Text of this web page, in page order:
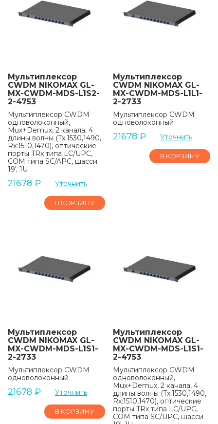
Мультиплексор
CWDM NIKOMAX GL-
MX-CWDM-MDS-L1S2-
2-4753
Мультиплексор CWDM
одноволоконный,
Mux+Demux, 2 канала, 4
длины волны (Tx:1530,1490,
Rx:1510,1470), оптические
порты TRx типа LC/UPC,
COM типа SC/APC, шасси
19', 1U
21678 ₽ Уточнить
В КОРЗИНУ
Мультиплексор
CWDM NIKOMAX GL-
MX-CWDM-MDS-L1L1-
2-2733
Мультиплексор CWDM
одноволоконный
21678 ₽ Уточнить
В КОРЗИНУ
Мультиплексор
CWDM NIKOMAX GL-
MX-CWDM-MDS-L1S1-
2-2733
Мультиплексор CWDM
одноволоконный
21678 ₽ Уточнить
В КОРЗИНУ
Мультиплексор
CWDM NIKOMAX GL-
MX-CWDM-MDS-L1S1-
2-4753
Мультиплексор CWDM
одноволоконный,
Mux+Demux, 2 канала, 4
длины волны (Tx:1530,1490,
Rx:1510,1470), оптические
порты TRx типа LC/UPC,
COM типа SC/UPC, шасси